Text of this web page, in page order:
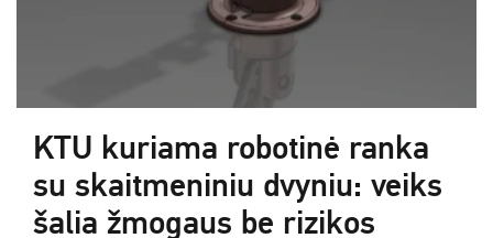
KTU kuriama robotinė ranka
su skaitmeniniu dvyniu: veiks
šalia žmogaus be rizikos